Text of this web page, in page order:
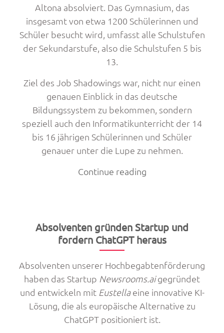
Altona absolviert. Das Gymnasium, das
insgesamt von etwa 1200 Schülerinnen und
Schüler besucht wird, umfasst alle Schulstufen
der Sekundarstufe, also die Schulstufen 5 bis
13.
Ziel des Job Shadowings war, nicht nur einen
genauen Einblick in das deutsche
Bildungssystem zu bekommen, sondern
speziell auch den Informatikunterricht der 14
bis 16 jährigen Schülerinnen und Schüler
genauer unter die Lupe zu nehmen.
Continue reading„Job
Allee
in
Altona“
Absolventen gründen Startup und
fordern ChatGPT heraus
Absolventen unserer Hochbegabtenförderung
haben das Startup Newsrooms.aigegründet
und entwickeln mit Eustellaeine innovative KI-
Lösung, die als europäische Alternative zu
ChatGPT positioniert ist.